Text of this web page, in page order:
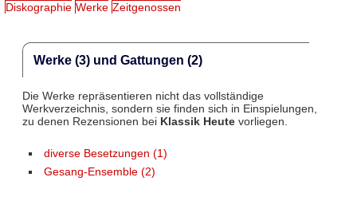
Diskographie Werke Zeitgenossen
Werke (3) und Gattungen (2)
Die Werke repräsentieren nicht das vollständige
Werkverzeichnis, sondern sie finden sich in Einspielungen,
zu denen Rezensionen bei Klassik Heutevorliegen.
diverse Besetzungen (1)
Gesang-Ensemble (2)